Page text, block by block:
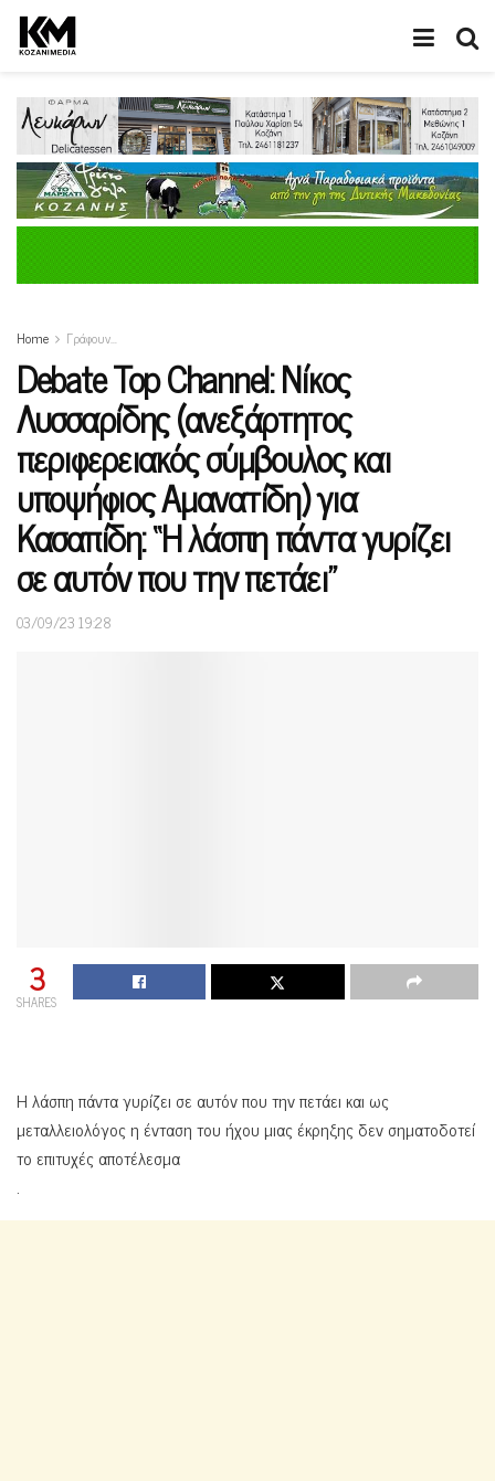
Home Γράφουν…
Debate Top Channel: Νίκος
Λυσσαρίδης (ανεξάρτητος
περιφερειακός σύμβουλος και
υποψήφιος Αμανατίδη) για
Κασαπίδη: “Η λάσπη πάντα γυρίζει
σε αυτόν που την πετάει”
03/09/23 19:28
3
SHARES
Η λάσπη πάντα γυρίζει σε αυτόν που την πετάει και ως
μεταλλειολόγος η ένταση του ήχου μιας έκρηξης δεν σηματοδοτεί
το επιτυχές αποτέλεσμα
.